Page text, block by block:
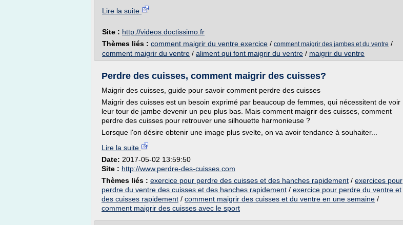
Lire la suite
Site : http://videos.doctissimo.fr
Thèmes liés : comment maigrir du ventre exercice / comment maigrir des jambes et du ventre /
comment maigrir du ventre / aliment qui font maigrir du ventre / maigrir du ventre
Perdre des cuisses, comment maigrir des cuisses?
Maigrir des cuisses, guide pour savoir comment perdre des cuisses
Maigrir des cuisses est un besoin exprimé par beaucoup de femmes, qui nécessitent de voir
leur tour de jambe devenir un peu plus bas. Mais comment maigrir des cuisses, comment
perdre des cuisses pour retrouver une silhouette harmonieuse ?
Lorsque l'on désire obtenir une image plus svelte, on va avoir tendance à souhaiter...
Lire la suite
Date: 2017-05-02 13:59:50
Site : http://www.perdre-des-cuisses.com
Thèmes liés : exercice pour perdre des cuisses et des hanches rapidement / exercices pour
perdre du ventre des cuisses et des hanches rapidement / exercice pour perdre du ventre et
des cuisses rapidement / comment maigrir des cuisses et du ventre en une semaine /
comment maigrir des cuisses avec le sport